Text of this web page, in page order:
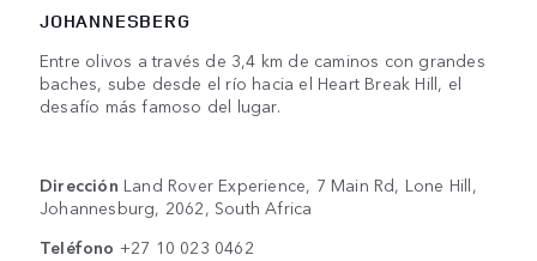
JOHANNESBERG
Entre olivos a través de 3,4 km de caminos con grandes
baches, sube desde el río hacia el Heart Break Hill, el
desafío más famoso del lugar.
Dirección Land Rover Experience, 7 Main Rd, Lone Hill,
Johannesburg, 2062, South Africa
Teléfono +27 10 023 0462